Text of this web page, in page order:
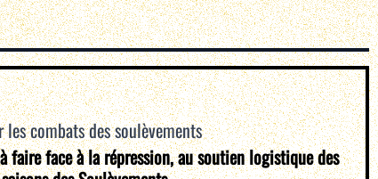
combats des soulèvements
faire face à la répression, au soutien logistique des